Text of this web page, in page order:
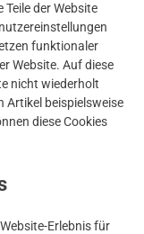
Teile der Website
funktionaler
Website. Auf diese
nicht wiederholt
Artikel beispielsweise
diese Cookies
Erlebnis für